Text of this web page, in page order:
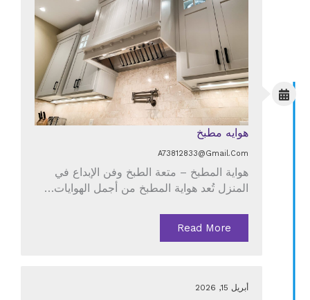
هوايه مطبخ
A73812833@gmail.com
هواية المطبخ – متعة الطبخ وفن الإبداع في
المنزل تُعد هواية المطبخ من أجمل الهوايات…
Read More
أبريل 15, 2026